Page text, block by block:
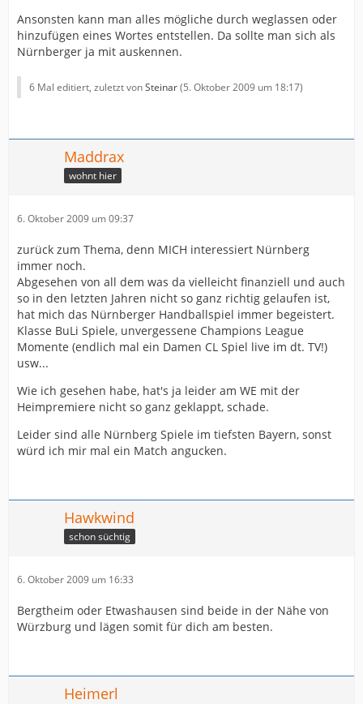
Ansonsten kann man alles mögliche durch weglassen oder
hinzufügen eines Wortes entstellen. Da sollte man sich als
Nürnberger ja mit auskennen.
6 Mal editiert, zuletzt vonSteinar(5. Oktober 2009 um 18:17)
Maddrax
wohnt hier
6. Oktober 2009 um 09:37
zurück zum Thema, denn MICH interessiert Nürnberg
immer noch.
Abgesehen von all dem was da vielleicht finanziell und auch
so in den letzten Jahren nicht so ganz richtig gelaufen ist,
hat mich das Nürnberger Handballspiel immer begeistert.
Klasse BuLi Spiele, unvergessene Champions League
Momente (endlich mal ein Damen CL Spiel live im dt. TV!)
usw...
Wie ich gesehen habe, hat's ja leider am WE mit der
Heimpremiere nicht so ganz geklappt, schade.
Leider sind alle Nürnberg Spiele im tiefsten Bayern, sonst
würd ich mir mal ein Match angucken.
Hawkwind
schon süchtig
6. Oktober 2009 um 16:33
Bergtheim oder Etwashausen sind beide in der Nähe von
Würzburg und lägen somit für dich am besten.
Heimerl